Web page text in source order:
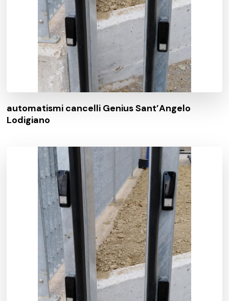
automatismi cancelli Genius Sant’Angelo
Lodigiano